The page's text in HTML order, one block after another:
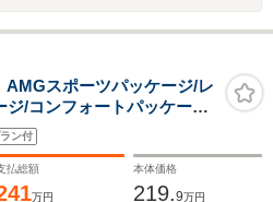
スポーツパッケージ/レ
/コンフォートパッケージ/
/メモリー付きパワーシー
フ/エアキャップ/LEDライ
ン付
払総額
万円
本体価格
219.9万円